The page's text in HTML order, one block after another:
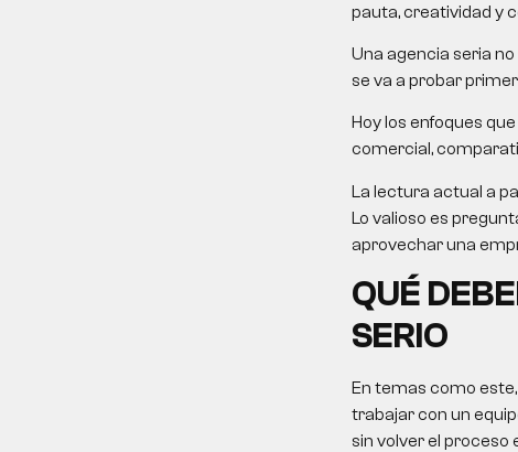
pauta, creatividad y
Una agencia seria
se va a probar
Hoy los enfoques
comercial,
La lectura actual a
Lo valioso es
aprovechar una
QUÉ
SERIO
En temas como
trabajar con un
sin volver el proceso